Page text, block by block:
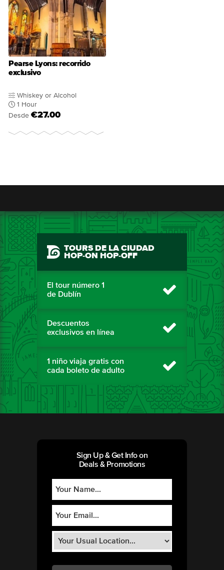
Pearse Lyons: recorrido
exclusivo
Whiskey or Alcohol
1 Hour
Desde €27.00
TOURS DE LA CIUDAD
HOP-ON HOP-OFF
El tour número 1
de Dublín
Descuentos
exclusivos en línea
1 niño viaja gratis con
cada boleto de adulto
Sign Up & Get Info on
Deals & Promotions